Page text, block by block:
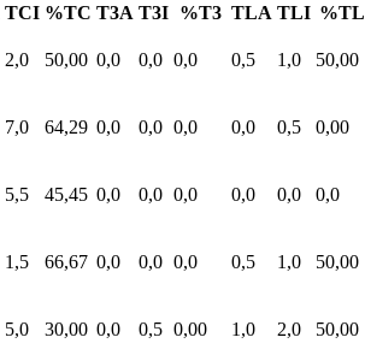
TCI %TC T3A T3I %T3 TLA TLI %TL
2,0 50,00 0,0 0,0 0,0 0,5 1,0 50,00
7,0 64,29 0,0 0,0 0,0 0,0 0,5 0,00
5,5 45,45 0,0 0,0 0,0 0,0 0,0 0,0
1,5 66,67 0,0 0,0 0,0 0,5 1,0 50,00
5,0 30,00 0,0 0,5 0,00 1,0 2,0 50,00